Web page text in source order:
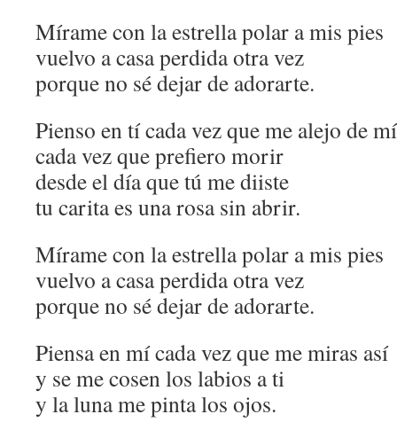
Mírame con la estrella polar a mis pies
vuelvo a casa perdida otra vez
porque no sé dejar de adorarte.
Pienso en tí cada vez que me alejo de mí
cada vez que prefiero morir
desde el día que tú me diiste
tu carita es una rosa sin abrir.
Mírame con la estrella polar a mis pies
vuelvo a casa perdida otra vez
porque no sé dejar de adorarte.
Piensa en mí cada vez que me miras así
y se me cosen los labios a ti
y la luna me pinta los ojos.